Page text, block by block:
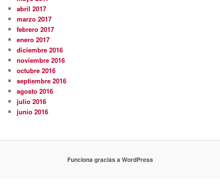
abril 2017
marzo 2017
febrero 2017
enero 2017
diciembre 2016
noviembre 2016
octubre 2016
septiembre 2016
agosto 2016
julio 2016
junio 2016
Funciona gracias a WordPress